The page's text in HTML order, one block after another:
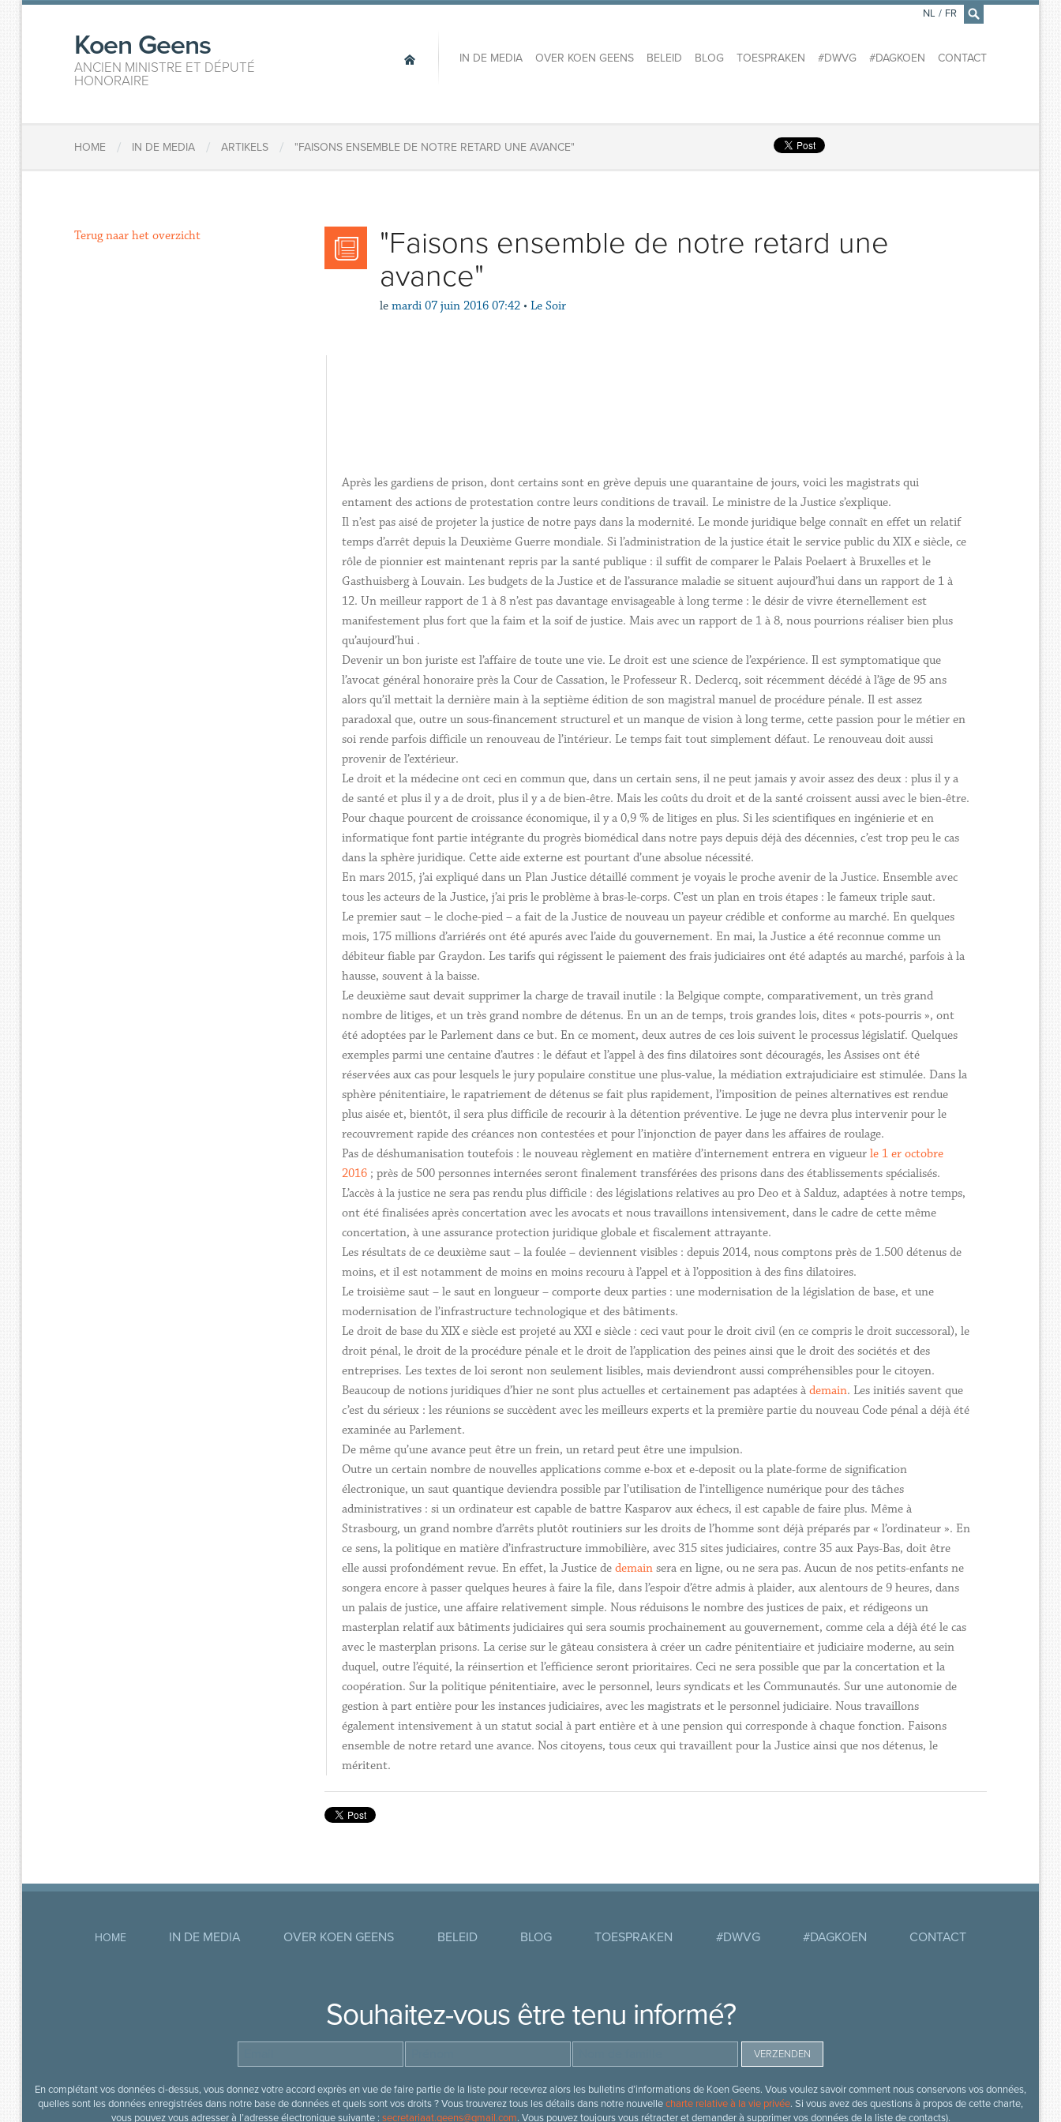
×
Koen Geens
ANCIEN MINISTRE ET DÉPUTÉ
HONORAIRE
IN DE MEDIA OVER KOEN GEENS BELEID BLOG TOESPRAKEN #DWVG #DAGKOEN CONTACT
NL / FR
HOME / IN DE MEDIA / ARTIKELS / "FAISONS ENSEMBLE DE NOTRE RETARD UNE AVANCE"
"Faisons ensemble de notre retard une
avance"
le mardi 07 juin 2016 07:42 • Le Soir
Après les gardiens de prison, dont certains sont en grève depuis une quarantaine de jours, voici les magistrats qui
entament des actions de protestation contre leurs conditions de travail. Le ministre de la Justice s’explique.
Il n’est pas aisé de projeter la justice de notre pays dans la modernité. Le monde juridique belge connaît en effet un relatif
temps d’arrêt depuis la Deuxième Guerre mondiale. Si l’administration de la justice était le service public du XIX e siècle, ce
rôle de pionnier est maintenant repris par la santé publique : il suffit de comparer le Palais Poelaert à Bruxelles et le
Gasthuisberg à Louvain. Les budgets de la Justice et de l’assurance maladie se situent aujourd’hui dans un rapport de 1 à
12. Un meilleur rapport de 1 à 8 n’est pas davantage envisageable à long terme : le désir de vivre éternellement est
manifestement plus fort que la faim et la soif de justice. Mais avec un rapport de 1 à 8, nous pourrions réaliser bien plus
qu’aujourd’hui .
Devenir un bon juriste est l’affaire de toute une vie. Le droit est une science de l’expérience. Il est symptomatique que
l’avocat général honoraire près la Cour de Cassation, le Professeur R. Declercq, soit récemment décédé à l’âge de 95 ans
alors qu’il mettait la dernière main à la septième édition de son magistral manuel de procédure pénale. Il est assez
paradoxal que, outre un sous-financement structurel et un manque de vision à long terme, cette passion pour le métier en
soi rende parfois difficile un renouveau de l’intérieur. Le temps fait tout simplement défaut. Le renouveau doit aussi
provenir de l’extérieur.
Le droit et la médecine ont ceci en commun que, dans un certain sens, il ne peut jamais y avoir assez des deux : plus il y a
de santé et plus il y a de droit, plus il y a de bien-être. Mais les coûts du droit et de la santé croissent aussi avec le bien-être.
Pour chaque pourcent de croissance économique, il y a 0,9 % de litiges en plus. Si les scientifiques en ingénierie et en
informatique font partie intégrante du progrès biomédical dans notre pays depuis déjà des décennies, c’est trop peu le cas
dans la sphère juridique. Cette aide externe est pourtant d’une absolue nécessité.
En mars 2015, j’ai expliqué dans un Plan Justice détaillé comment je voyais le proche avenir de la Justice. Ensemble avec
tous les acteurs de la Justice, j’ai pris le problème à bras-le-corps. C’est un plan en trois étapes : le fameux triple saut.
Le premier saut – le cloche-pied – a fait de la Justice de nouveau un payeur crédible et conforme au marché. En quelques
mois, 175 millions d’arriérés ont été apurés avec l’aide du gouvernement. En mai, la Justice a été reconnue comme un
débiteur fiable par Graydon. Les tarifs qui régissent le paiement des frais judiciaires ont été adaptés au marché, parfois à la
hausse, souvent à la baisse.
Le deuxième saut devait supprimer la charge de travail inutile : la Belgique compte, comparativement, un très grand
nombre de litiges, et un très grand nombre de détenus. En un an de temps, trois grandes lois, dites « pots-pourris », ont
été adoptées par le Parlement dans ce but. En ce moment, deux autres de ces lois suivent le processus législatif. Quelques
exemples parmi une centaine d’autres : le défaut et l’appel à des fins dilatoires sont découragés, les Assises ont été
réservées aux cas pour lesquels le jury populaire constitue une plus-value, la médiation extrajudiciaire est stimulée. Dans la
sphère pénitentiaire, le rapatriement de détenus se fait plus rapidement, l’imposition de peines alternatives est rendue
plus aisée et, bientôt, il sera plus difficile de recourir à la détention préventive. Le juge ne devra plus intervenir pour le
recouvrement rapide des créances non contestées et pour l’injonction de payer dans les affaires de roulage.
Pas de déshumanisation toutefois : le nouveau règlement en matière d’internement entrera en vigueur le 1 er octobre
2016; près de 500 personnes internées seront finalement transférées des prisons dans des établissements spécialisés.
L’accès à la justice ne sera pas rendu plus difficile : des législations relatives au pro Deo et à Salduz, adaptées à notre temps,
ont été finalisées après concertation avec les avocats et nous travaillons intensivement, dans le cadre de cette même
concertation, à une assurance protection juridique globale et fiscalement attrayante.
Les résultats de ce deuxième saut – la foulée – deviennent visibles : depuis 2014, nous comptons près de 1.500 détenus de
moins, et il est notamment de moins en moins recouru à l’appel et à l’opposition à des fins dilatoires.
Le troisième saut – le saut en longueur – comporte deux parties : une modernisation de la législation de base, et une
modernisation de l’infrastructure technologique et des bâtiments.
Le droit de base du XIX e siècle est projeté au XXI e siècle : ceci vaut pour le droit civil (en ce compris le droit successoral), le
droit pénal, le droit de la procédure pénale et le droit de l’application des peines ainsi que le droit des sociétés et des
entreprises. Les textes de loi seront non seulement lisibles, mais deviendront aussi compréhensibles pour le citoyen.
Beaucoup de notions juridiques d’hier ne sont plus actuelles et certainement pas adaptées à demain. Les initiés savent que
c’est du sérieux : les réunions se succèdent avec les meilleurs experts et la première partie du nouveau Code pénal a déjà été
examinée au Parlement.
De même qu’une avance peut être un frein, un retard peut être une impulsion.
Outre un certain nombre de nouvelles applications comme e-box et e-deposit ou la plate-forme de signification
électronique, un saut quantique deviendra possible par l’utilisation de l’intelligence numérique pour des tâches
administratives : si un ordinateur est capable de battre Kasparov aux échecs, il est capable de faire plus. Même à
Strasbourg, un grand nombre d’arrêts plutôt routiniers sur les droits de l’homme sont déjà préparés par « l’ordinateur ». En
ce sens, la politique en matière d’infrastructure immobilière, avec 315 sites judiciaires, contre 35 aux Pays-Bas, doit être
elle aussi profondément revue. En effet, la Justice de demainsera en ligne, ou ne sera pas. Aucun de nos petits-enfants ne
songera encore à passer quelques heures à faire la file, dans l’espoir d’être admis à plaider, aux alentours de 9 heures, dans
un palais de justice, une affaire relativement simple. Nous réduisons le nombre des justices de paix, et rédigeons un
masterplan relatif aux bâtiments judiciaires qui sera soumis prochainement au gouvernement, comme cela a déjà été le cas
avec le masterplan prisons. La cerise sur le gâteau consistera à créer un cadre pénitentiaire et judiciaire moderne, au sein
duquel, outre l’équité, la réinsertion et l’efficience seront prioritaires. Ceci ne sera possible que par la concertation et la
coopération. Sur la politique pénitentiaire, avec le personnel, leurs syndicats et les Communautés. Sur une autonomie de
gestion à part entière pour les instances judiciaires, avec les magistrats et le personnel judiciaire. Nous travaillons
également intensivement à un statut social à part entière et à une pension qui corresponde à chaque fonction. Faisons
ensemble de notre retard une avance. Nos citoyens, tous ceux qui travaillent pour la Justice ainsi que nos détenus, le
méritent.
Terug naar het overzicht
HOME IN DE MEDIA OVER KOEN GEENS BELEID BLOG TOESPRAKEN #DWVG #DAGKOEN CONTACT
Souhaitez-vous être tenu informé?
En complétant vos données ci-dessus, vous donnez votre accord exprès en vue de faire partie de la liste pour recevrez alors les bulletins d’informations de Koen Geens. Vous voulez savoir comment nous conservons vos données,
quelles sont les données enregistrées dans notre base de données et quels sont vos droits ? Vous trouverez tous les détails dans notre nouvellecharte relative à la vie privée. Si vous avez des questions à propos de cette charte,
vous pouvez vous adresser à l’adresse électronique suivante : secretariaat.geens@gmail.com. Vous pouvez toujours vous rétracter et demander à supprimer vos données de la liste de contacts).